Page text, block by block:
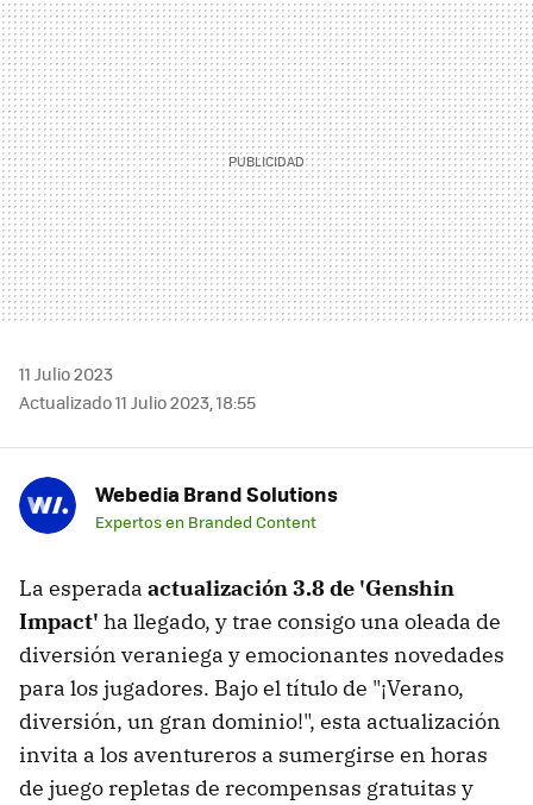
MAIL
11 Julio 2023
Actualizado 11 Julio 2023, 18:55
Webedia Brand Solutions
Expertos en Branded Content
La esperada actualización 3.8 de 'Genshin
Impact' ha llegado, y trae consigo una oleada de
diversión veraniega y emocionantes novedades
para los jugadores. Bajo el título de "¡Verano,
diversión, un gran dominio!", esta actualización
invita a los aventureros a sumergirse en horas
de juego repletas de recompensas gratuitas y